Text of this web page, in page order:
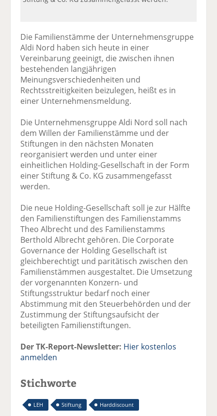
Die Familienstämme der Unternehmensgruppe
Aldi Nord haben sich heute in einer
Vereinbarung geeinigt, die zwischen ihnen
bestehenden langjährigen
Meinungsverschiedenheiten und
Rechtsstreitigkeiten beizulegen, heißt es in
einer Unternehmensmeldung.
Die Unternehmensgruppe Aldi Nord soll nach
dem Willen der Familienstämme und der
Stiftungen in den nächsten Monaten
reorganisiert werden und unter einer
einheitlichen Holding-Gesellschaft in der Form
einer Stiftung & Co. KG zusammengefasst
werden.
Die neue Holding-Gesellschaft soll je zur Hälfte
den Familienstiftungen des Familienstamms
Theo Albrecht und des Familienstamms
Berthold Albrecht gehören. Die Corporate
Governance der Holding Gesellschaft ist
gleichberechtigt und paritätisch zwischen den
Familienstämmen ausgestaltet. Die Umsetzung
der vorgenannten Konzern- und
Stiftungsstruktur bedarf noch einer
Abstimmung mit den Steuerbehörden und der
Zustimmung der Stiftungsaufsicht der
beteiligten Familienstiftungen.
Der TK-Report-Newsletter: Hier kostenlos
anmelden
Stichworte
LEH Stiftung Harddiscount